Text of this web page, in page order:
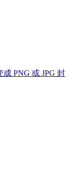
PNG 或 JPG 封